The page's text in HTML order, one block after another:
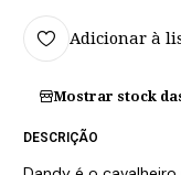
Adicionar à
Mostrar stock
DESCRIÇÃO